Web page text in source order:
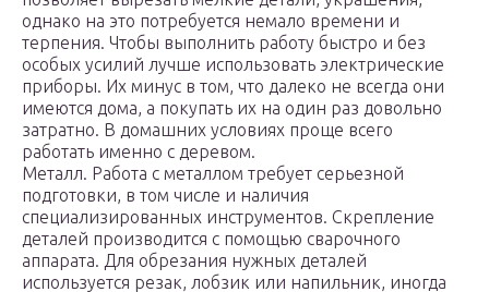
однако на это потребуется немало времени и
терпения. Чтобы выполнить работу быстро и без
особых усилий лучше использовать электрические
приборы. Их минус в том, что далеко не всегда они
имеются дома, а покупать их на один раз довольно
затратно. В домашних условиях проще всего
работать именно с деревом.
Металл. Работа с металлом требует серьезной
подготовки, в том числе и наличия
специализированных инструментов. Скрепление
деталей производится с помощью сварочного
аппарата. Для обрезания нужных деталей
используется резак, лобзик или напильник, иногда